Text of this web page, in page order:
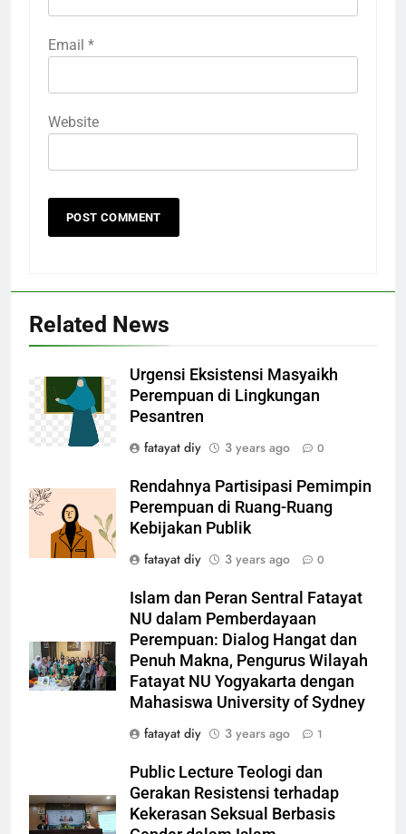
Email *
Website
Related News
Urgensi Eksistensi Masyaikh
Perempuan di Lingkungan
Pesantren
fatayat diy
3 years ago 0
Rendahnya Partisipasi Pemimpin
Perempuan di Ruang-Ruang
Kebijakan Publik
fatayat diy
3 years ago 0
Islam dan Peran Sentral Fatayat
NU dalam Pemberdayaan
Perempuan: Dialog Hangat dan
Penuh Makna, Pengurus Wilayah
Fatayat NU Yogyakarta dengan
Mahasiswa University of Sydney
fatayat diy
3 years ago 1
Public Lecture Teologi dan
Gerakan Resistensi terhadap
Kekerasan Seksual Berbasis